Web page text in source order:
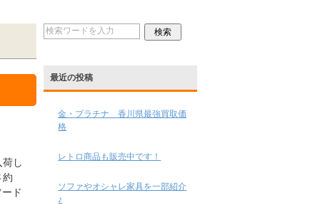
し
約
ド
最近の投稿
金・プラチナ 香川県最強買取価
格
レトロ商品も販売中です！
ソファやオシャレ家具を一部紹介
♪